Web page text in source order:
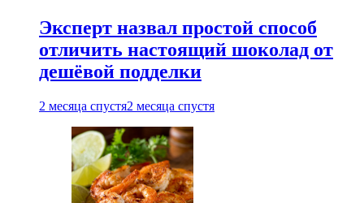
Эксперт назвал простой способ
отличить настоящий шоколад от
дешёвой подделки
2 месяца спустя2 месяца спустя